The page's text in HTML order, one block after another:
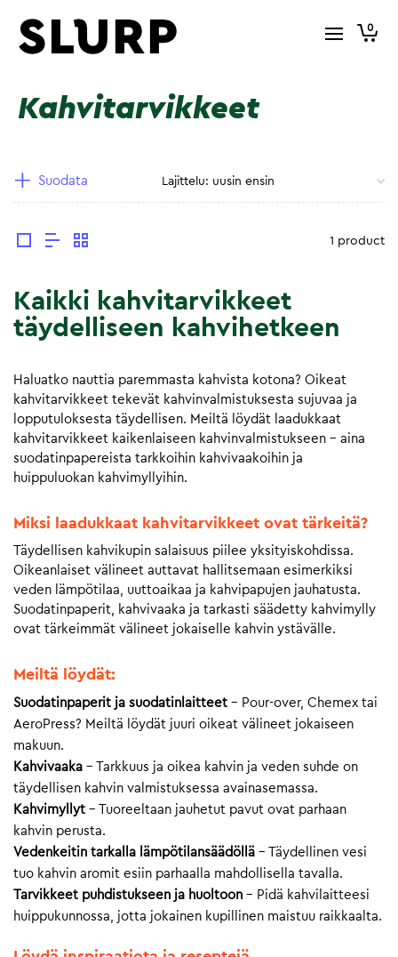
0
Kahvitarvikkeet
Suodata
1 product
Kaikki kahvitarvikkeet
täydelliseen kahvihetkeen
Haluatko nauttia paremmasta kahvista kotona? Oikeat
kahvitarvikkeet tekevät kahvinvalmistuksesta sujuvaa ja
lopputuloksesta täydellisen. Meiltä löydät laadukkaat
kahvitarvikkeet kaikenlaiseen kahvinvalmistukseen – aina
suodatinpapereista tarkkoihin kahvivaakoihin ja
huippuluokan kahvimyllyihin.
Miksi laadukkaat kahvitarvikkeet ovat tärkeitä?
Täydellisen kahvikupin salaisuus piilee yksityiskohdissa.
Oikeanlaiset välineet auttavat hallitsemaan esimerkiksi
veden lämpötilaa, uuttoaikaa ja kahvipapujen jauhatusta.
Suodatinpaperit, kahvivaaka ja tarkasti säädetty kahvimylly
ovat tärkeimmät välineet jokaiselle kahvin ystävälle.
Meiltä löydät:
Suodatinpaperit ja suodatinlaitteet – Pour-over, Chemex tai
AeroPress? Meiltä löydät juuri oikeat välineet jokaiseen
makuun.
Kahvivaaka – Tarkkuus ja oikea kahvin ja veden suhde on
täydellisen kahvin valmistuksessa avainasemassa.
Kahvimyllyt – Tuoreeltaan jauhetut pavut ovat parhaan
kahvin perusta.
Vedenkeitin tarkalla lämpötilansäädöllä – Täydellinen vesi
tuo kahvin aromit esiin parhaalla mahdollisella tavalla.
Tarvikkeet puhdistukseen ja huoltoon – Pidä kahvilaitteesi
huippukunnossa, jotta jokainen kupillinen maistuu raikkaalta.